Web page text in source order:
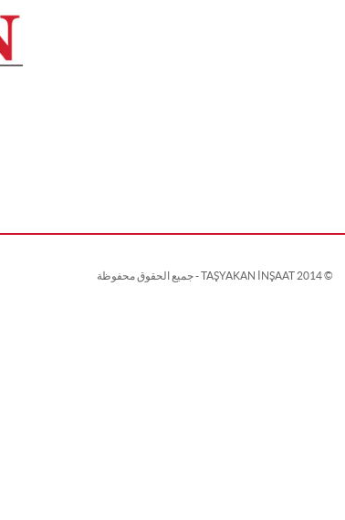
© 2014 TAŞYAKAN İNŞAAT - جميع الحقوق محفوظة